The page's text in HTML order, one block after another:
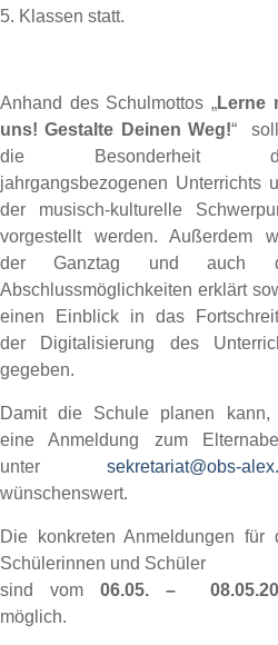
5. Klassen statt.
Anhand des Schulmottos „Lerne
uns! Gestalte Deinen Weg!“
die Besonderheit
jahrgangsbezogenen Unterrichts
der musisch-kulturelle
vorgestellt werden. Außerdem
der Ganztag und auch
Abschlussmöglichkeiten erklärt
einen Einblick in das
der Digitalisierung des
gegeben.
Damit die Schule planen kann,
eine Anmeldung zum
unter sekretariat@obs-
wünschenswert.
Die konkreten Anmeldungen für
Schülerinnen und Schüler
sind vom06.05. –
möglich.